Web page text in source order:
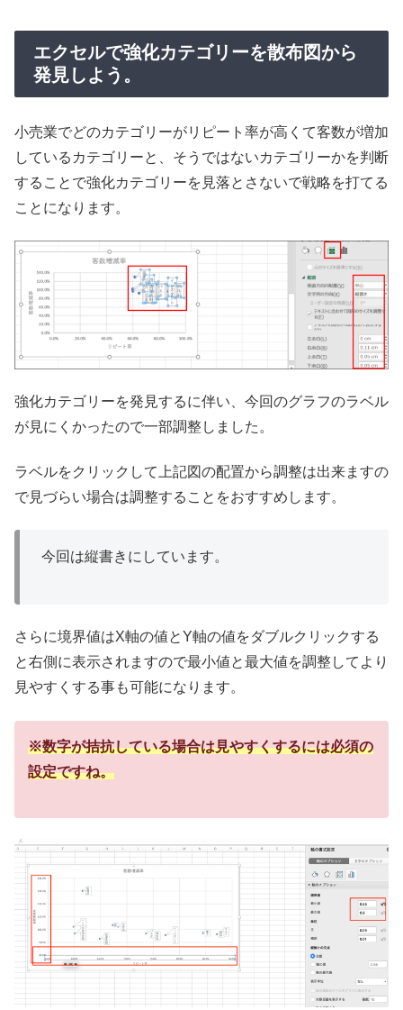
エクセルで強化カテゴリーを散布図から
発見しよう。
小売業でどのカテゴリーがリピート率が高くて客数が増加
しているカテゴリーと、そうではないカテゴリーかを判断
することで強化カテゴリーを見落とさないで戦略を打てる
ことになります。
強化カテゴリーを発見するに伴い、今回のグラフのラベル
が見にくかったので一部調整しました。
ラベルをクリックして上記図の配置から調整は出来ますの
で見づらい場合は調整することをおすすめします。
今回は縦書きにしています。
さらに境界値はX軸の値とY軸の値をダブルクリックする
と右側に表示されますので最小値と最大値を調整してより
見やすくする事も可能になります。
※数字が拮抗している場合は見やすくするには必須の
設定ですね。